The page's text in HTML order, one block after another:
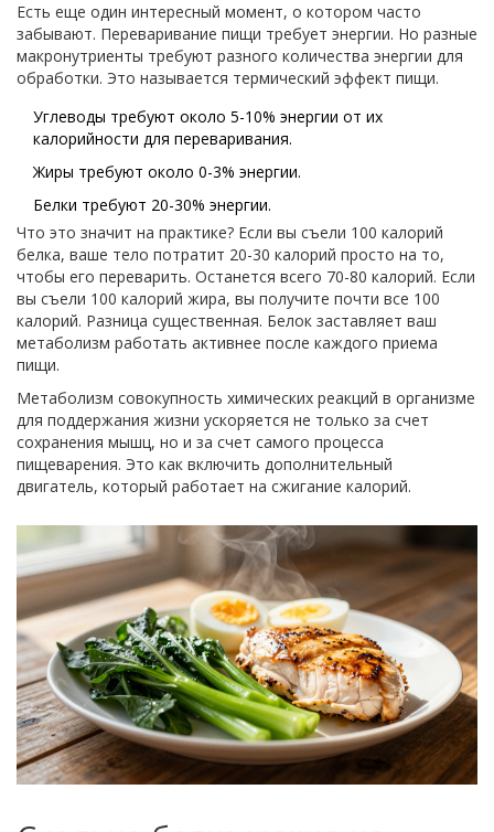
Есть еще один интересный момент, о котором часто
забывают. Переваривание пищи требует энергии. Но разные
макронутриенты требуют разного количества энергии для
обработки. Это называется термический эффект пищи.
Углеводы требуют около 5-10% энергии от их
калорийности для переваривания.
Жиры требуют около 0-3% энергии.
Белки требуют 20-30% энергии.
Что это значит на практике? Если вы съели 100 калорий
белка, ваше тело потратит 20-30 калорий просто на то,
чтобы его переварить. Останется всего 70-80 калорий. Если
вы съели 100 калорий жира, вы получите почти все 100
калорий. Разница существенная. Белок заставляет ваш
метаболизм работать активнее после каждого приема
пищи.
Метаболизм совокупность химических реакций в организме
для поддержания жизни ускоряется не только за счет
сохранения мышц, но и за счет самого процесса
пищеварения. Это как включить дополнительный
двигатель, который работает на сжигание калорий.